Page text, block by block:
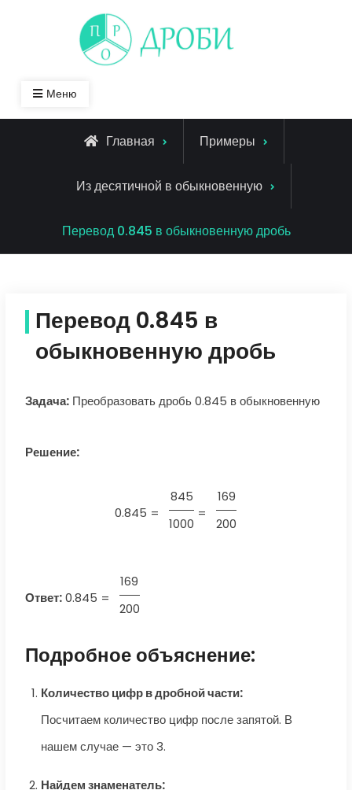
Меню
Главная Примеры
Из десятичной в обыкновенную
Перевод 0.845 в обыкновенную дробь
Перевод 0.845 в
обыкновенную дробь
Задача:Преобразовать дробь 0.845 в обыкновенную
Решение:
0.845 =
845
1000
=
169
200
Ответ: 0.845 =
169
200
Подробное объяснение:
Количество цифр в дробной части:
Посчитаем количество цифр после запятой. В
нашем случае — это 3.
Найдем знаменатель: